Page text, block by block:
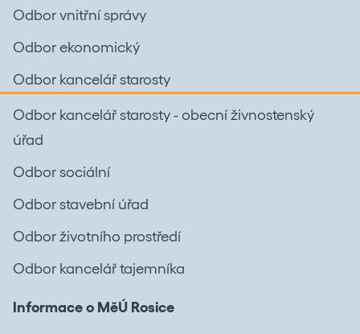
Odbor vnitřní správy
Odbor ekonomický
Odbor kancelář starosty
Odbor kancelář starosty - obecní živnostenský
úřad
Odbor sociální
Odbor stavební úřad
Odbor životního prostředí
Odbor kancelář tajemníka
Informace o MěÚ Rosice